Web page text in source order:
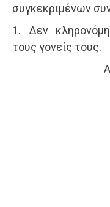
συγκεκριμένων
1. Δεν
τους γονείς τους.